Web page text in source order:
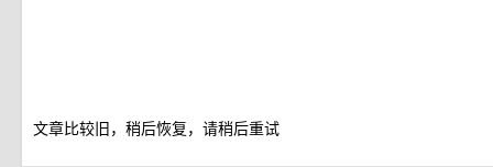
文章比较旧，稍后恢复，请稍后重试